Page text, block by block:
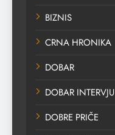
BIZNIS
CRNA HRONIKA
DOBAR
DOBAR INTERVJU
DOBRE PRIČE